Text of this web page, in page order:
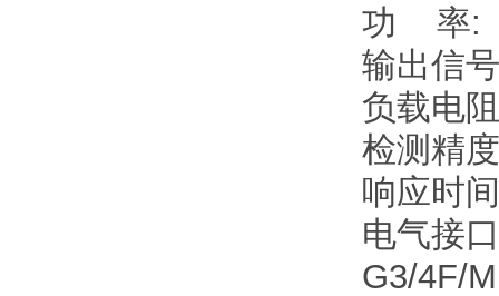
功 率:
输出信
负载电
检测精
响应时
电气接
G3/4F/